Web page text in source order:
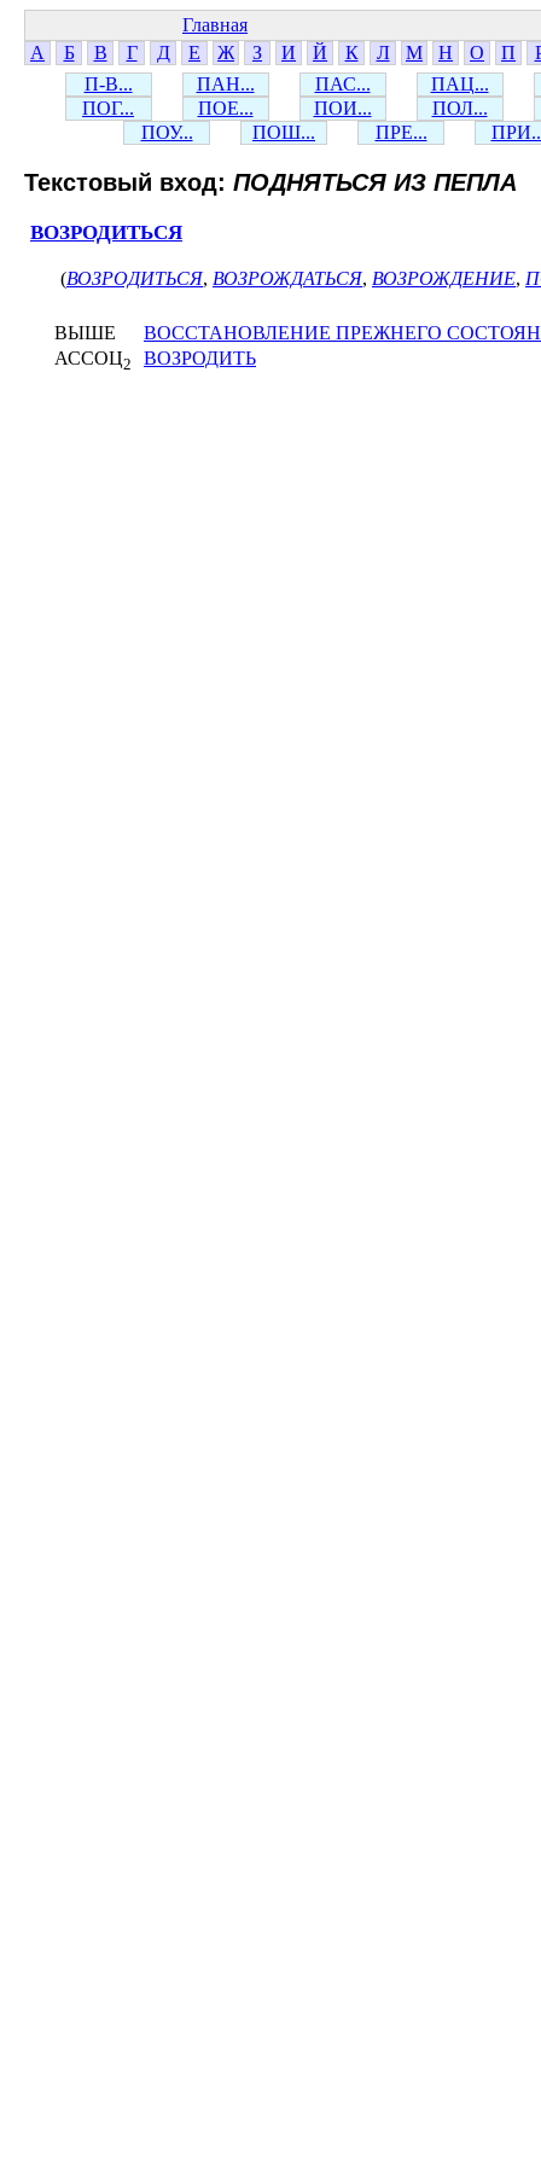
Главная
А
Б В Г Д Е Ж З И Й К Л М Н О П
П-В...
ПАН... ПАС...
ПАЦ...
ПОГ...
ПОЕ... ПОИ...
ПОЛ...
ПОУ...
ПОШ... ПРЕ...
Текстовый вход: ПОДНЯТЬСЯ ИЗ ПЕПЛА
ВОЗРОДИТЬСЯ
(ВОЗРОДИТЬСЯ, ВОЗРОЖДАТЬСЯ, ВОЗРОЖДЕНИЕ,
ВЫШЕ
ВОССТАНОВЛЕНИЕ ПРЕЖНЕГО
АССОЦ2 ВОЗРОДИТЬ